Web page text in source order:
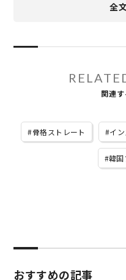
全
関連
骨格ストレート イ
韓国
おすすめの記事